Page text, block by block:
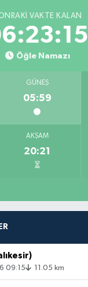
VAKTE KALAN
Öğle Namazı
GÜNEŞ
05:59
AKŞAM
20:21
09:15 11.05 km